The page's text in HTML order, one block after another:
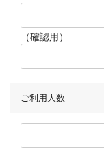
（確認用）
ご利用人数